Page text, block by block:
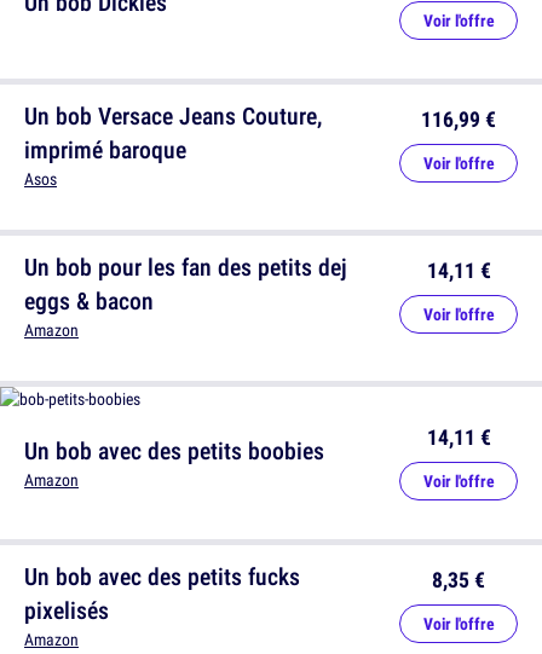
Un bob Versace Jeans Couture,
imprimé baroque
Asos
116,99 €
Voir l'offre
Un bob avec des petits boobies
Amazon
14,11 €
Voir l'offre
Voir l'offre
Un bob pour les fan des petits dej
eggs & bacon
Amazon
14,11 €
Voir l'offre
Un bob avec des petits fucks
pixelisés
Amazon
8,35 €
Voir l'offre